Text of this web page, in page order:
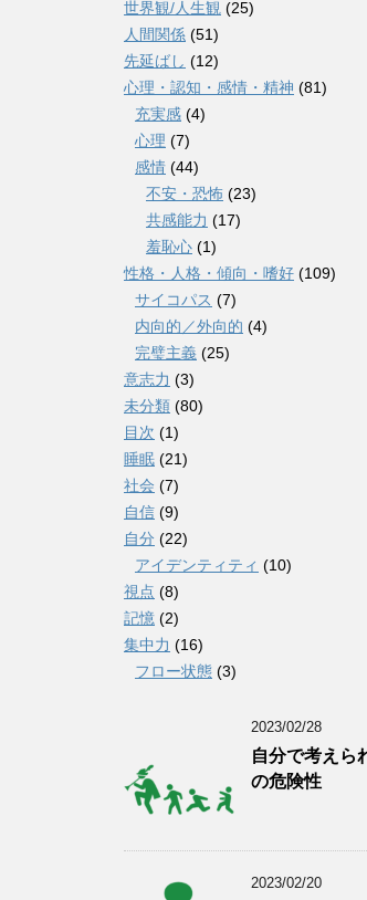
世界観/人生観 (25)
人間関係 (51)
先延ばし (12)
心理・認知・感情・精神 (81)
充実感 (4)
心理 (7)
感情 (44)
不安・恐怖 (23)
共感能力 (17)
羞恥心 (1)
性格・人格・傾向・嗜好 (109)
サイコパス (7)
内向的／外向的 (4)
完璧主義 (25)
意志力 (3)
未分類 (80)
目次 (1)
睡眠 (21)
社会 (7)
自信 (9)
自分 (22)
アイデンティティ (10)
視点 (8)
記憶 (2)
集中力 (16)
フロー状態 (3)
2023/02/28
自分で考えら
の危険性
2023/02/20